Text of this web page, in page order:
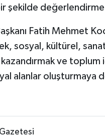
şekilde değerlendirme
Fatih Mehmet
sosyal, kültürel,
kazandırmak ve
alanlar oluşturmaya